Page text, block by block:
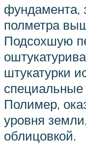
фундамента,
полметра
Подсохшую
штукатурки
Полимер,
уровня
облицовкой.